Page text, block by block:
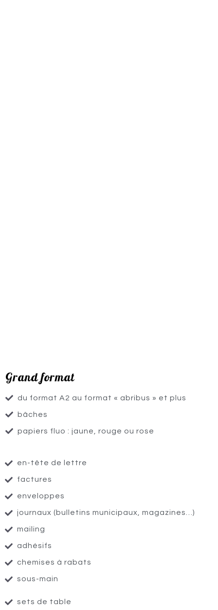
Grand format
du format A2 au format « abribus » et plus
bâches
papiers fluo : jaune, rouge ou rose
en-tête de lettre
factures
enveloppes
journaux (bulletins municipaux, magazines…)
mailing
adhésifs
chemises à rabats
sous-main
sets de table